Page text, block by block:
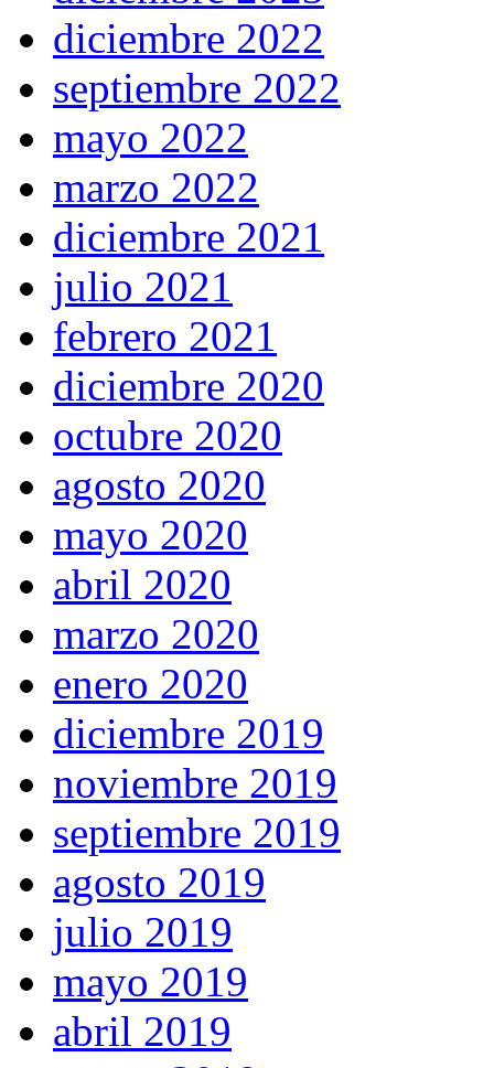
diciembre 2022
septiembre 2022
mayo 2022
marzo 2022
diciembre 2021
julio 2021
febrero 2021
diciembre 2020
octubre 2020
agosto 2020
mayo 2020
abril 2020
marzo 2020
enero 2020
diciembre 2019
noviembre 2019
septiembre 2019
agosto 2019
julio 2019
mayo 2019
abril 2019